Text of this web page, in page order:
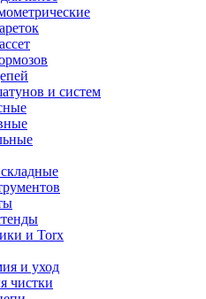
и систем
и Torx
и уход
чистки